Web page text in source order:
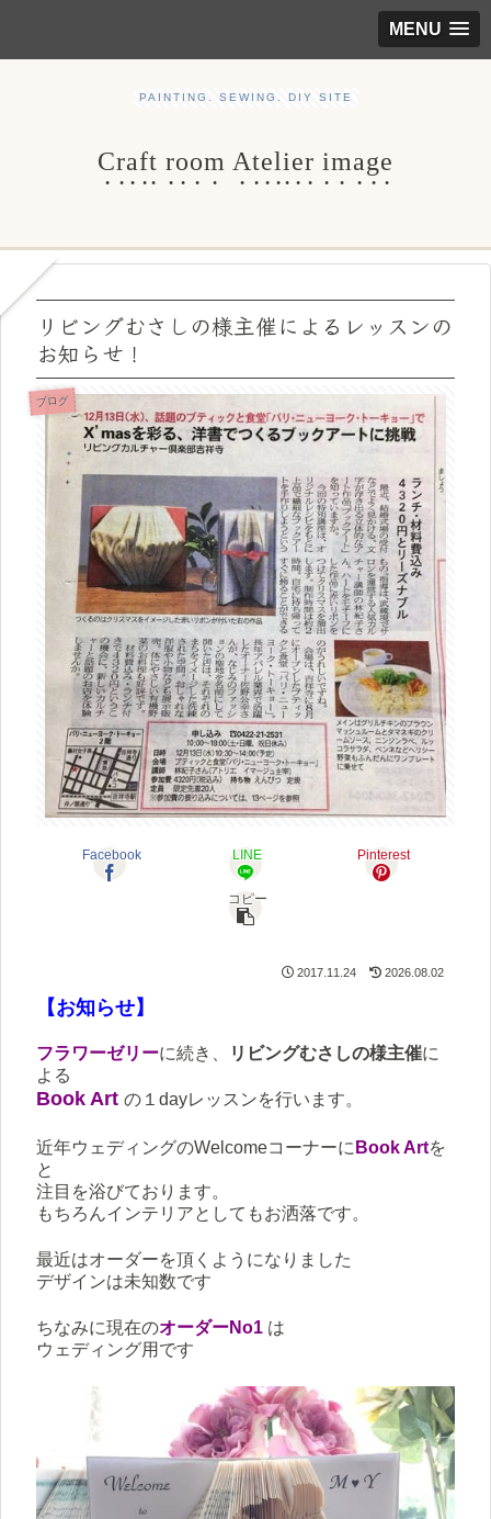
MENU
PAINTING. SEWING. DIY SITE
Craft room Atelier image
リビングむさしの様主催によるレッスンの
お知らせ！
ブログ
Facebook LINE Pinterest
コピー
2017.11.24 2026.08.02
【お知らせ】
フラワーゼリーに続き、 リビングむさしの様主催に
よる
Book Art の１dayレッスンを行います。
近年ウェディングのWelcomeコーナーに Book Artを
と
注目を浴びております。
もちろんインテリアとしてもお洒落です。
最近はオーダーを頂くようになりました
デザインは未知数です
ちなみに現在のオーダーNo1 は
ウェディング用です